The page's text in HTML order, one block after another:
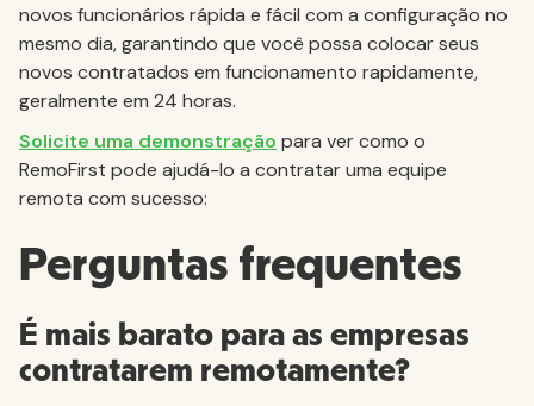
novos funcionários rápida e fácil com a configuração no
mesmo dia, garantindo que você possa colocar seus
novos contratados em funcionamento rapidamente,
geralmente em 24 horas.
Solicite uma demonstração para ver como o
RemoFirst pode ajudá-lo a contratar uma equipe
remota com sucesso:
Perguntas frequentes
É mais barato para as empresas
contratarem remotamente?